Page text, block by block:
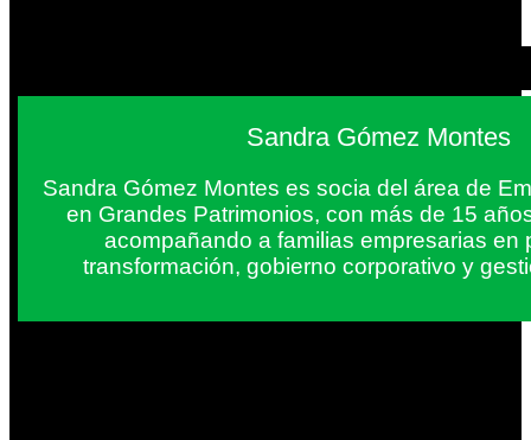
Sandra Gómez Montes
Sandra Gómez Montes es socia del área de
en Grandes Patrimonios, con más de 15
acompañando a familias empresarias en
transformación, gobierno corporativo y